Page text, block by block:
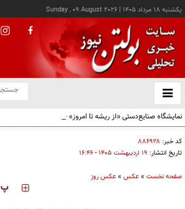
يکشنبه ۱۸ مرداد ۱۴۰۵ |
Sunday , 09 August 2026
باز
و
کد خبر: ۸۸۶۹۲۸
تاریخ انتشار: ۱۹ ارديبهشت ۱۴۰۵ - ۱۶:۴۶
صفحه نخست »عکس »عکس روز
‍‍‍ پ